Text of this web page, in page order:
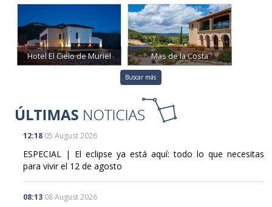
Hotel El Cielo de Muriel Mas de la Costa
Buscar más
12:18 05 August 2026
ESPECIAL | El eclipse ya está aquí: todo lo que necesitas
para vivir el 12 de agosto
08:13 08 August 2026